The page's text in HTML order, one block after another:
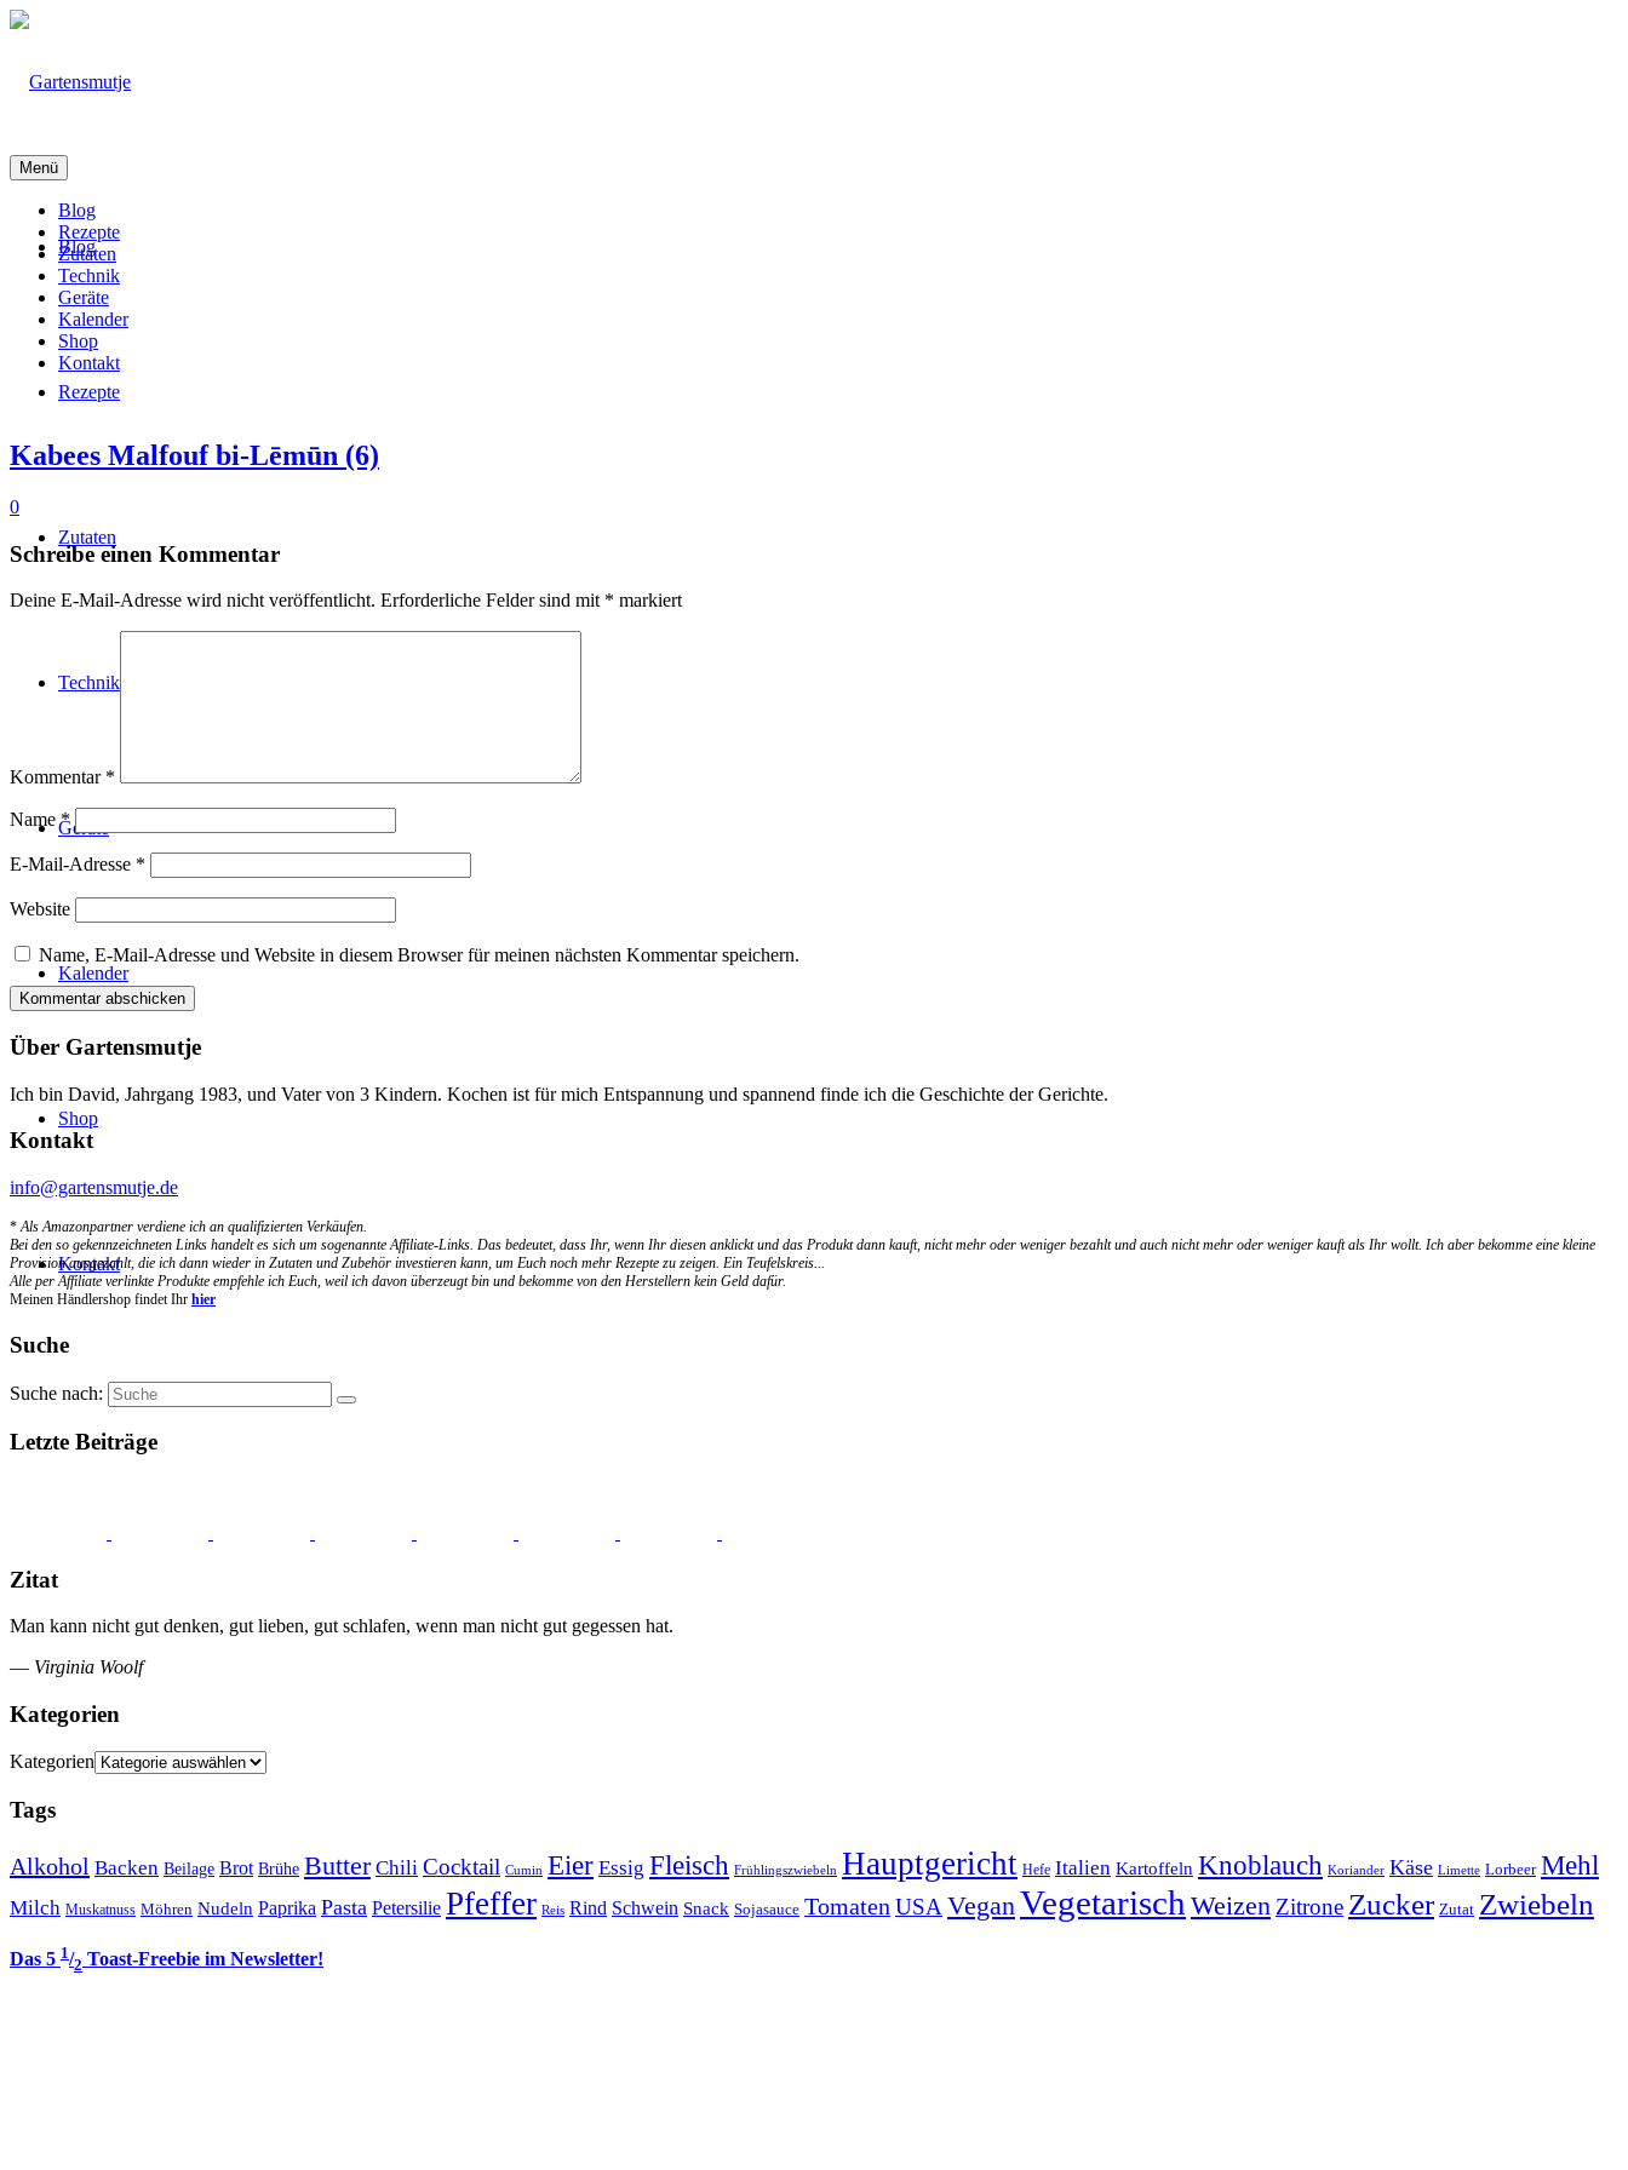
Blog
Rezepte
Zutaten
Technik
Geräte
Kalender
Shop
Kontakt
Menü
Blog
Rezepte
Zutaten
Technik
Geräte
Kalender
Shop
Kontakt
Kabees Malfouf bi-Lēmūn (6)
0
Schreibe einen Kommentar
Deine E-Mail-Adresse wird nicht veröffentlicht. Erforderliche Felder sind mit * markiert
Kommentar *
Name*
E-Mail-Adresse *
Website
Name, E-Mail-Adresse und Website in diesem Browser für meinen nächsten Kommentar speichern.
Über Gartensmutje
Ich bin David, Jahrgang 1983, und Vater von 3 Kindern. Kochen ist für mich Entspannung und spannend finde ich die Geschichte der Gerichte.
Kontakt
info@gartensmutje.de
*Als Amazonpartner verdiene ich an qualifizierten Verkäufen.
Bei den so gekennzeichneten Links handelt es sich um sogenannte Affiliate-Links. Das bedeutet, dass Ihr, wenn Ihr diesen anklickt und das Produkt dann kauft, nicht mehr oder weniger bezahlt und auch nicht mehr oder weniger kauft als Ihr wollt. Ich aber bekomme eine kleine
Provision ausgezahlt, die ich dann wieder in Zutaten und Zubehör investieren kann, um Euch noch mehr Rezepte zu zeigen. Ein Teufelskreis...
Alle per Affiliate verlinkte Produkte empfehle ich Euch, weil ich davon überzeugt bin und bekomme von den Herstellern kein Geld dafür.
Meinen Händlershop findet Ihr hier
Suche
Suche nach:
Letzte Beiträge
Zitat
Man kann nicht gut denken, gut lieben, gut schlafen, wenn man nicht gut gegessen hat.
— Virginia Woolf
Kategorien
Kategorien
Tags
Alkohol Backen Beilage Brot Brühe Butter Chili Cocktail Cumin Eier Essig Fleisch Frühlingszwiebeln Hauptgericht Hefe Italien Kartoffeln Knoblauch Koriander Käse Limette Lorbeer Mehl
Milch Muskatnuss Möhren Nudeln Paprika Pasta Petersilie Pfeffer Reis Rind Schwein Snack Sojasauce Tomaten USAVeganVegetarisch Weizen Zitrone Zucker Zutat Zwiebeln
Das 5 1/2 Toast-Freebie im Newsletter!